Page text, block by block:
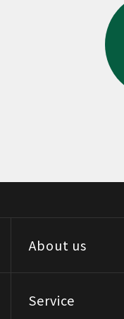
About us
Service